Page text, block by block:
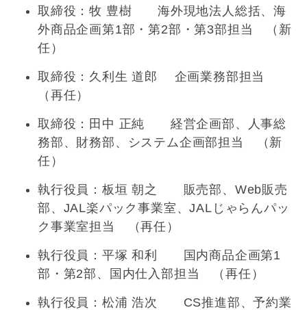
取締役：牧 豊樹 海外現地法人総括、海
外商品企画第1部・第2部・第3部担当 （新
任）
取締役：久利生 道郎 企画業務部担当
（再任）
取締役：田中 正純 経営企画部、人事総
務部、財務部、システム企画部担当 （新
任）
執行役員：板垣 朝之 販売部、Web販売
部、JAL楽パック事業室、JALじゃらんパッ
ク事業室担当 （再任）
執行役員：平塚 和利 国内商品企画第1
部・第2部、国内仕入部担当 （再任）
執行役員：松浦 浩次 CS推進部、予約業